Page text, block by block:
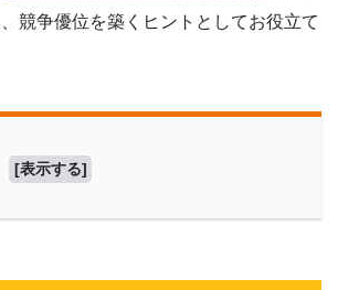
競争優位を築くヒントとしてお役立て
[表示する]